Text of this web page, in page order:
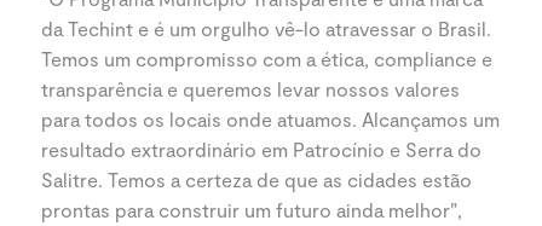
da Techint e é um orgulho vê-lo atravessar o Brasil.
Temos um compromisso com a ética, compliance e
transparência e queremos levar nossos valores
para todos os locais onde atuamos. Alcançamos um
resultado extraordinário em Patrocínio e Serra do
Salitre. Temos a certeza de que as cidades estão
prontas para construir um futuro ainda melhor”,